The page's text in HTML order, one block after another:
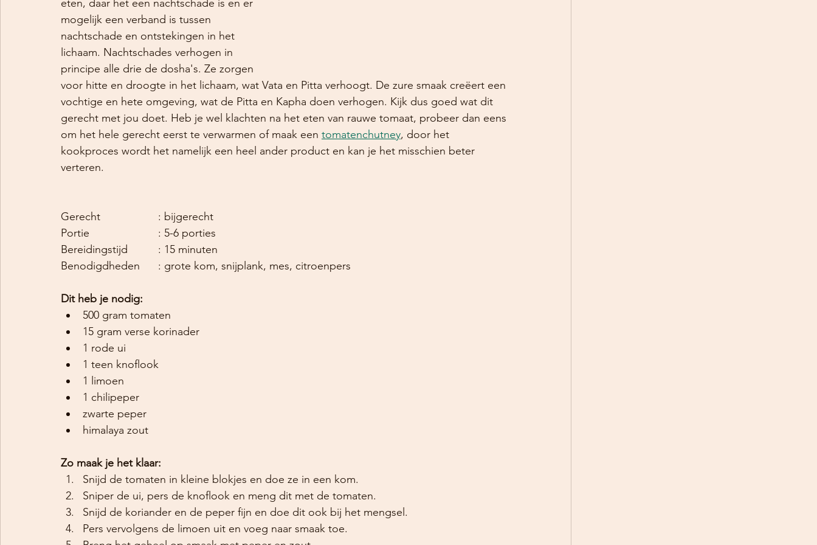
eten, daar het een nachtschade is en er
mogelijk een verband is tussen
nachtschade en ontstekingen in het
lichaam. Nachtschades verhogen in
principe alle drie de dosha's. Ze zorgen
voor hitte en droogte in het lichaam, wat Vata en Pitta verhoogt. De zure smaak creëert een
vochtige en hete omgeving, wat de Pitta en Kapha doen verhogen. Kijk dus goed wat dit
gerecht met jou doet. Heb je wel klachten na het eten van rauwe tomaat, probeer dan eens
om het hele gerecht eerst te verwarmen of maak een tomatenchutney, door het
kookproces wordt het namelijk een heel ander product en kan je het misschien beter
verteren.
Gerecht			: bijgerecht
Portie			: 5-6 porties
Bereidingstijd		: 15 minuten
Benodigdheden	: grote kom, snijplank, mes, citroenpers
Dit heb je nodig:
500 gram tomaten
15 gram verse korinader
1 rode ui
1 teen knoflook
1 limoen
1 chilipeper
zwarte peper
himalaya zout
Zo maak je het klaar:
Snijd de tomaten in kleine blokjes en doe ze in een kom.
Sniper de ui, pers de knoflook en meng dit met de tomaten.
Snijd de koriander en de peper fijn en doe dit ook bij het mengsel.
Pers vervolgens de limoen uit en voeg naar smaak toe.